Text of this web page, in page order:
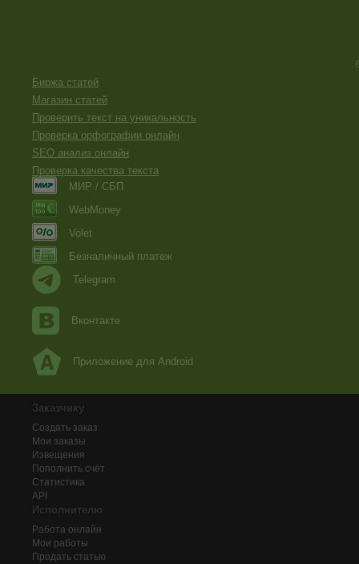
Биржа статей
Магазин статей
Проверить текст на уникальность
Проверка орфографии онлайн
SEO анализ онлайн
Проверка качества текста
МИР / СБП
WebMoney
Volet
Безналичный платеж
Telegram
Вконтакте
Приложение для Android
Заказчику
Создать заказ
Мои заказы
Извещения
Пополнить счёт
Статистика
API
Исполнителю
Работа онлайн
Мои работы
Продать статью